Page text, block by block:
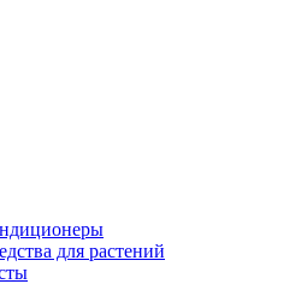
для растений